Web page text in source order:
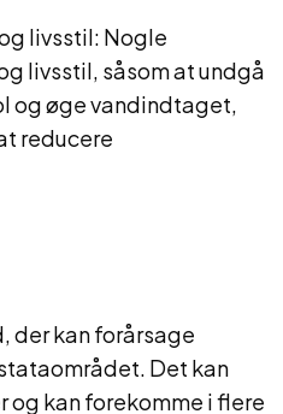
livsstil: Nogle
livsstil, såsom at undgå
og øge vandindtaget,
reducere
der kan forårsage
Det kan
og kan forekomme i flere